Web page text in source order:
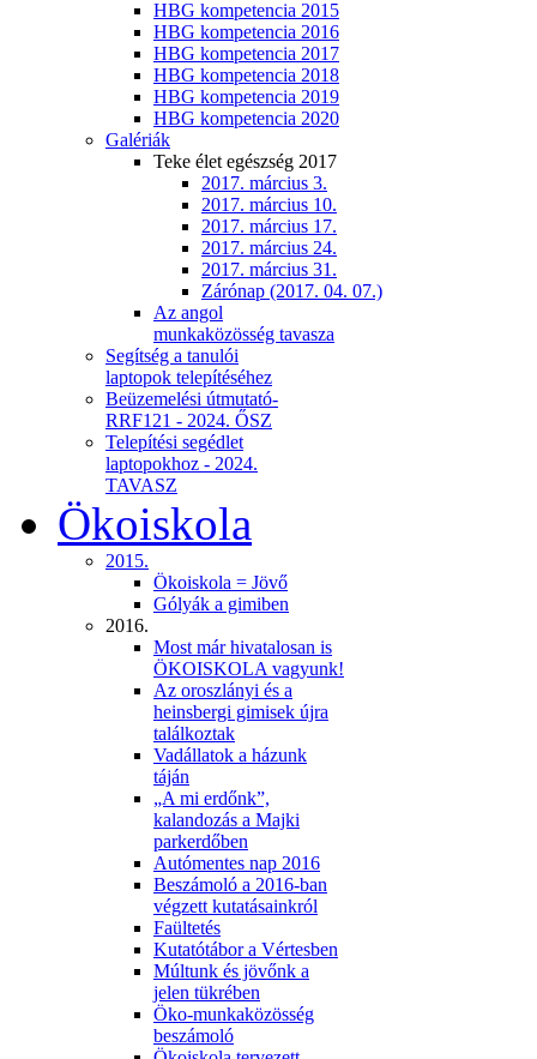
HBG kompetencia 2015
HBG kompetencia 2016
HBG kompetencia 2017
HBG kompetencia 2018
HBG kompetencia 2019
HBG kompetencia 2020
Galériák
Teke élet egészség 2017
2017. március 3.
2017. március 10.
2017. március 17.
2017. március 24.
2017. március 31.
Zárónap (2017. 04. 07.)
Az angol
munkaközösség tavasza
Segítség a tanulói
laptopok telepítéséhez
Beüzemelési útmutató-
RRF121 - 2024. ŐSZ
Telepítési segédlet
laptopokhoz - 2024.
TAVASZ
Ökoiskola
2015.
Ökoiskola = Jövő
Gólyák a gimiben
2016.
Most már hivatalosan is
ÖKOISKOLA vagyunk!
Az oroszlányi és a
heinsbergi gimisek újra
találkoztak
Vadállatok a házunk
táján
„A mi erdőnk”,
kalandozás a Majki
parkerdőben
Autómentes nap 2016
Beszámoló a 2016-ban
végzett kutatásainkról
Faültetés
Kutatótábor a Vértesben
Múltunk és jövőnk a
jelen tükrében
Öko-munkaközösség
beszámoló